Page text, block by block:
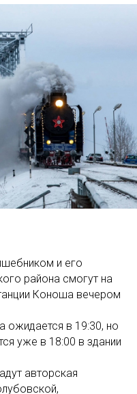
и его
района смогут на
Коноша вечером
ожидается в 19:30, но
уже в 18:00 в здании
авторская